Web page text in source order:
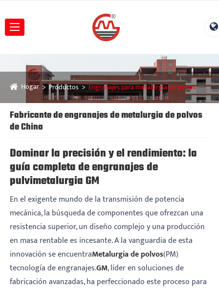
Hogar Productos Engranajes para metalurgia de polvos
Fabricante de engranajes de metalurgia de polvos
de China
Dominar la precisión y el rendimiento: la
guía completa de engranajes de
pulvimetalurgia GM
En el exigente mundo de la transmisión de potencia
mecánica, la búsqueda de componentes que ofrezcan una
resistencia superior, un diseño complejo y una producción
en masa rentable es incesante. A la vanguardia de esta
innovación se encuentraMetalurgia de polvos(PM)
tecnología de engranajes.GM, líder en soluciones de
fabricación avanzadas, ha perfeccionado este proceso para